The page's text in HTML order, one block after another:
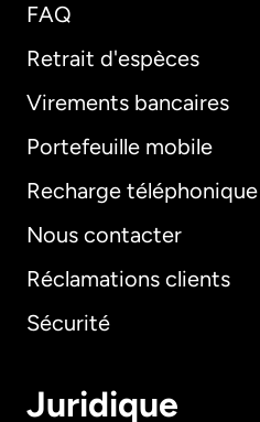
FAQ
Retrait d'espèces
Virements bancaires
Portefeuille mobile
Recharge téléphonique
Nous contacter
Réclamations clients
Sécurité
Juridique